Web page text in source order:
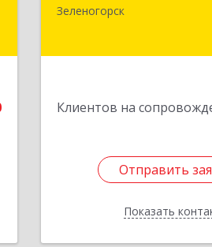
Зеленогорск
Клиентов на
Отправить
Показать
Зеленогорск г,
Отправить
Назад